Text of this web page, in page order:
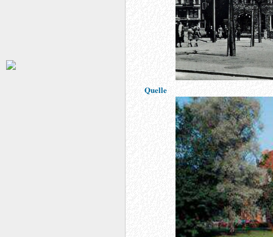
Quelle